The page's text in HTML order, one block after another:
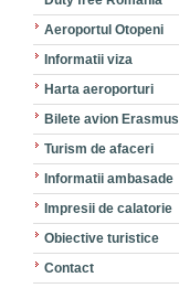
Aeroportul Otopeni
Informatii viza
Harta aeroporturi
Bilete avion Erasmus
Turism de afaceri
Informatii ambasade
Impresii de calatorie
Obiective turistice
Contact